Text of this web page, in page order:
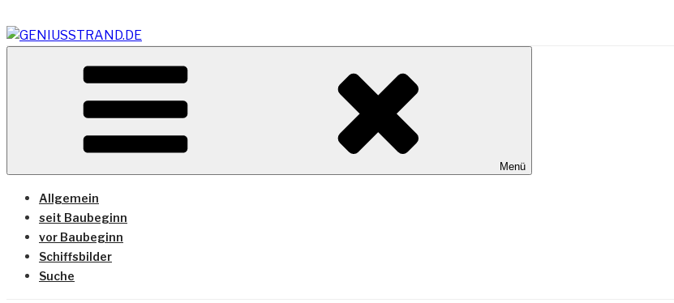
Inhalt
springen
GENIUSSTRAND.DE
Vom Geniusstrand zum JadeWeserPort/Container Terminal Wilhelmshaven
Menü
Allgemein
seit Baubeginn
vor Baubeginn
Schiffsbilder
Suche